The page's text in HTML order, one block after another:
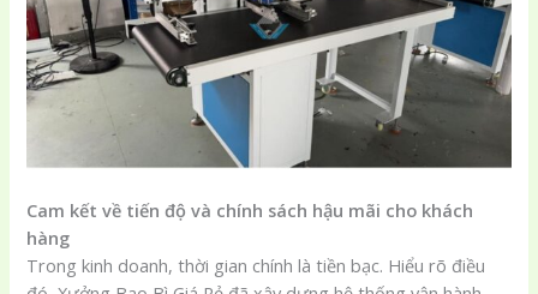
Cam kết về tiến độ và chính sách hậu mãi cho khách
hàng
Trong kinh doanh, thời gian chính là tiền bạc. Hiểu rõ điều